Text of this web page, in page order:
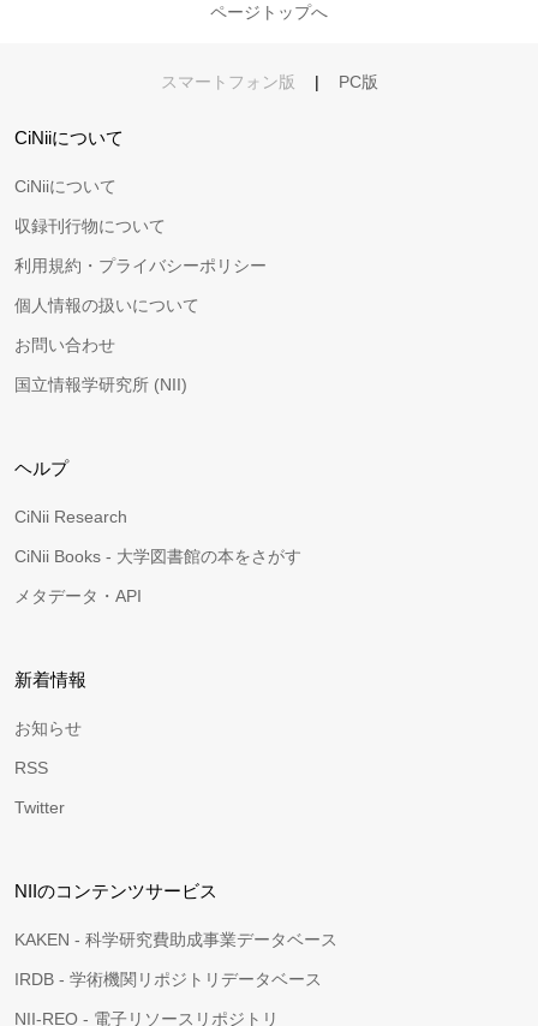
ページトップへ
スマートフォン版 | PC版
CiNiiについて
CiNiiについて
収録刊行物について
利用規約・プライバシーポリシー
個人情報の扱いについて
お問い合わせ
国立情報学研究所 (NII)
ヘルプ
CiNii Research
CiNii Books - 大学図書館の本をさがす
メタデータ・API
新着情報
お知らせ
RSS
Twitter
NIIのコンテンツサービス
KAKEN - 科学研究費助成事業データベース
IRDB - 学術機関リポジトリデータベース
NII-REO - 電子リソースリポジトリ